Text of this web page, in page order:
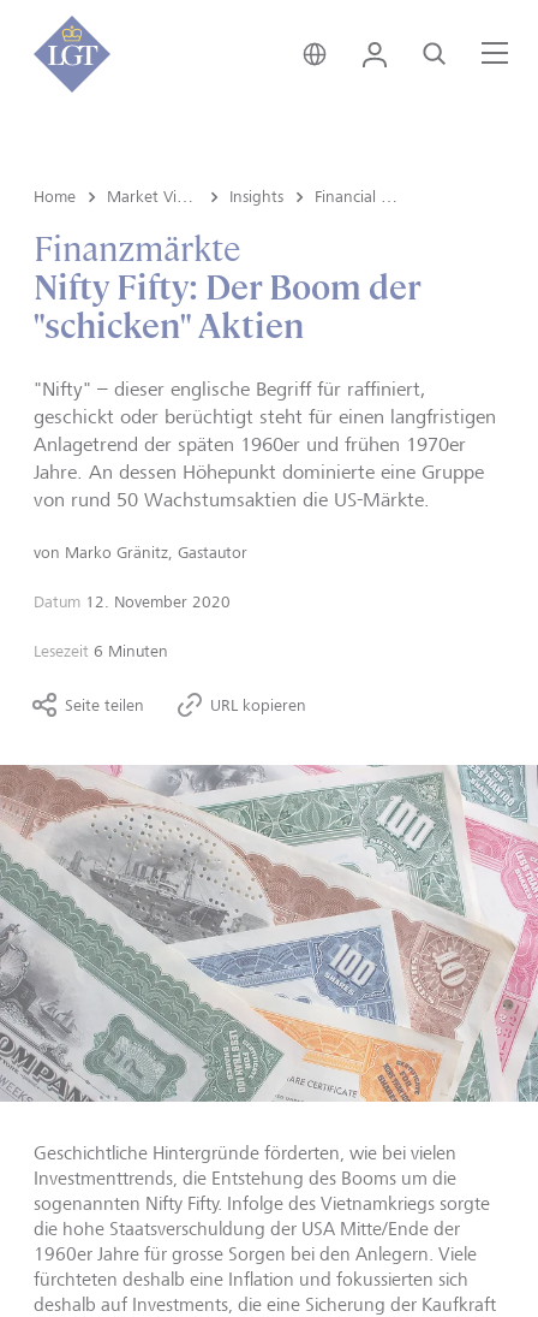
Global • Deutsch
Login Suche
Home Insights
Finanzmärkte
Nifty Fifty: Der Boom der
"schicken" Aktien
"Nifty" – dieser englische Begriff für raffiniert,
geschickt oder berüchtigt steht für einen langfristigen
Anlagetrend der späten 1960er und frühen 1970er
Jahre. An dessen Höhepunkt dominierte eine Gruppe
von rund 50 Wachstumsaktien die US-Märkte.
von Marko Gränitz, Gastautor
Datum 12. November 2020
Lesezeit 6 Minuten
Seite teilen URL kopieren
Geschichtliche Hintergründe förderten, wie bei vielen
Investmenttrends, die Entstehung des Booms um die
sogenannten Nifty Fifty. Infolge des Vietnamkriegs sorgte
die hohe Staatsverschuldung der USA Mitte/Ende der
1960er Jahre für grosse Sorgen bei den Anlegern. Viele
fürchteten deshalb eine Inflation und fokussierten sich
deshalb auf Investments, die eine Sicherung der Kaufkraft